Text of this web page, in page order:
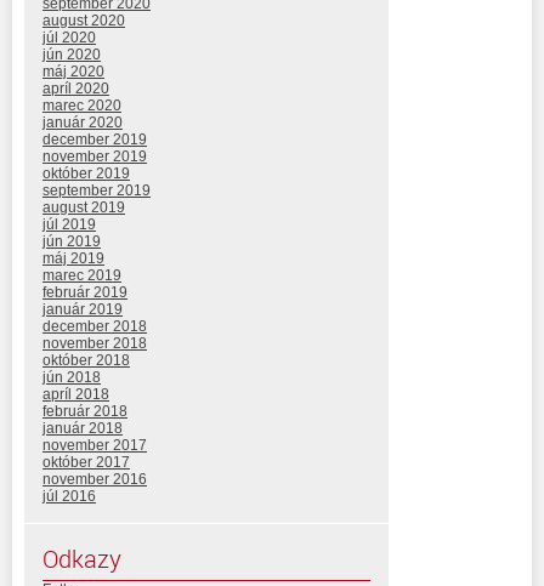
september 2020
august 2020
júl 2020
jún 2020
máj 2020
apríl 2020
marec 2020
január 2020
december 2019
november 2019
október 2019
september 2019
august 2019
júl 2019
jún 2019
máj 2019
marec 2019
február 2019
január 2019
december 2018
november 2018
október 2018
jún 2018
apríl 2018
február 2018
január 2018
november 2017
október 2017
november 2016
júl 2016
Odkazy